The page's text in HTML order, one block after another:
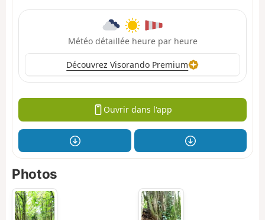
Météo détaillée heure par heure
Découvrez Visorando Premium
Ouvrir dans l'app
Photos